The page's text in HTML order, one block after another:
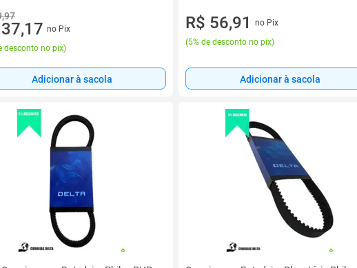
no Pix
desconto no pix)
Adicionar à sacola
R$ 56,91
no Pix
(5% de desconto no pix)
Adicionar à sacola